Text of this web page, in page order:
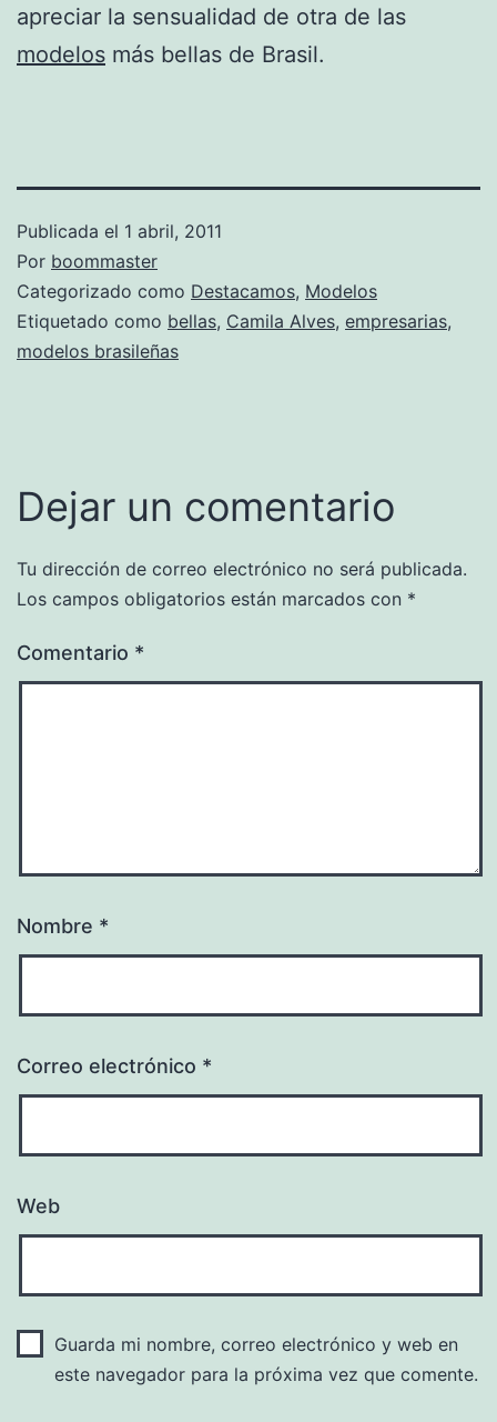
apreciar la sensualidad de otra de las
modelos más bellas de Brasil.
Publicada el 1 abril, 2011
Por boommaster
Categorizado como Destacamos, Modelos
Etiquetado como bellas, Camila Alves, empresarias,
modelos brasileñas
Dejar un comentario
Tu dirección de correo electrónico no será publicada.
Los campos obligatorios están marcados con *
Comentario *
Nombre *
Correo electrónico *
Web
Guarda mi nombre, correo electrónico y web en
este navegador para la próxima vez que comente.